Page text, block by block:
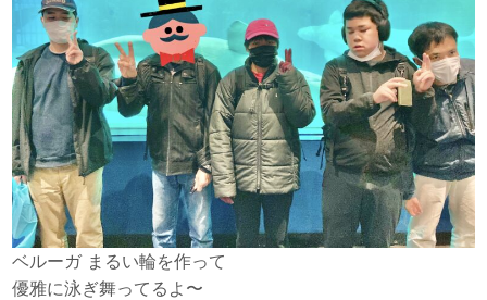
ベルーガ まるい輪を作って
優雅に泳ぎ舞ってるよ〜